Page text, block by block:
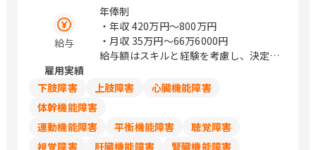
給与
年俸制
・年収 420万円〜800万円
・月収 35万円〜66万6000円
給与額はスキルと経験を考慮し、決定し
雇用実績
下肢障害
上肢障害
心臓機能障害
体幹機能障害
運動機能障害
平衡機能障害
聴覚障害
視覚障害
肝臓機能障害
腎臓機能障害